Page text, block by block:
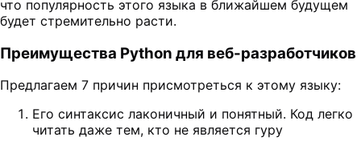
что популярность этого языка в ближайшем будущем
будет стремительно расти.
Преимущества Python для веб-разработчиков
Предлагаем 7 причин присмотреться к этому языку:
Его синтаксис лаконичный и понятный. Код легко
читать даже тем, кто не является гуру